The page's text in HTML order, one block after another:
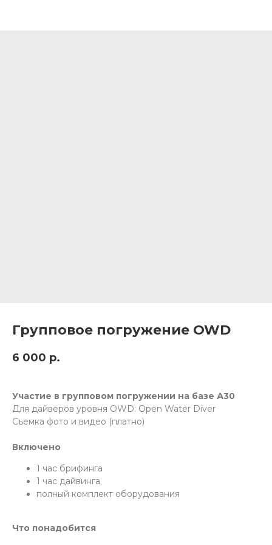
Групповое погружение OWD
6 000 р.
Участие в групповом погружении на базе А30
Для дайверов уровня OWD: Open Water Diver
Съемка фото и видео (платно)
Включено
1 час брифинга
1 час дайвинга
полный комплект оборудования
Что понадобится